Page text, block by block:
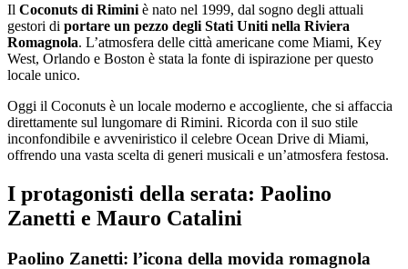
Il Coconuts di Rimini è nato nel 1999, dal sogno degli attuali
gestori di portare un pezzo degli Stati Uniti nella Riviera
Romagnola. L’atmosfera delle città americane come Miami, Key
West, Orlando e Boston è stata la fonte di ispirazione per questo
locale unico.
Oggi il Coconuts è un locale moderno e accogliente, che si affaccia
direttamente sul lungomare di Rimini. Ricorda con il suo stile
inconfondibile e avveniristico il celebre Ocean Drive di Miami,
offrendo una vasta scelta di generi musicali e un’atmosfera festosa.
I protagonisti della serata: Paolino
Zanetti e Mauro Catalini
Paolino Zanetti: l’icona della movida romagnola